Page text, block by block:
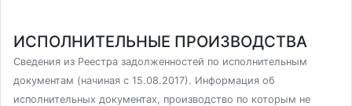
ИСПОЛНИТЕЛЬНЫЕ ПРОИЗВОДСТВА
Сведения из Реестра задолженностей по исполнительным
документам (начиная с 15.08.2017). Информация об
исполнительных документах, производство по которым не